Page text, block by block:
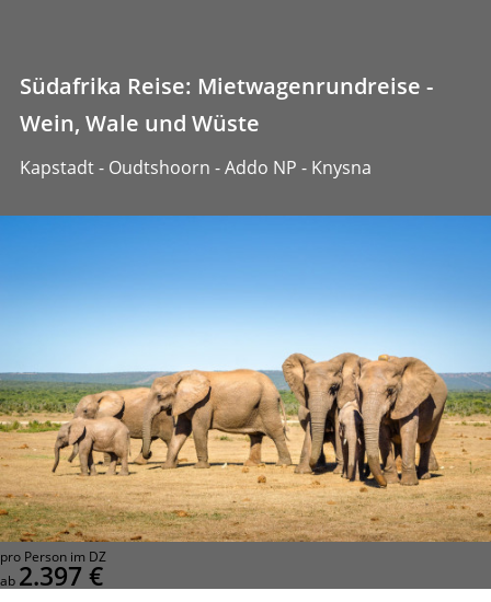
Südafrika Reise: Mietwagenrundreise -
Wein, Wale und Wüste
Kapstadt - Oudtshoorn - Addo NP - Knysna
pro Person im DZ
ab 2.397 €